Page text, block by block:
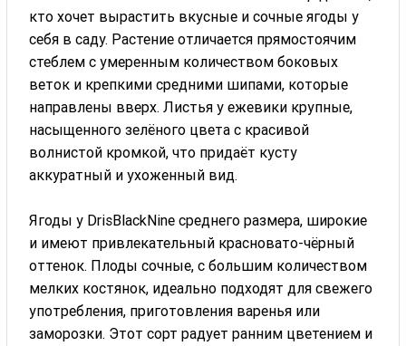
кто хочет вырастить вкусные и сочные ягоды у
себя в саду. Растение отличается прямостоячим
стеблем с умеренным количеством боковых
веток и крепкими средними шипами, которые
направлены вверх. Листья у ежевики крупные,
насыщенного зелёного цвета с красивой
волнистой кромкой, что придаёт кусту
аккуратный и ухоженный вид.
Ягоды у DrisBlackNine среднего размера, широкие
и имеют привлекательный красновато-чёрный
оттенок. Плоды сочные, с большим количеством
мелких костянок, идеально подходят для свежего
употребления, приготовления варенья или
заморозки. Этот сорт радует ранним цветением и